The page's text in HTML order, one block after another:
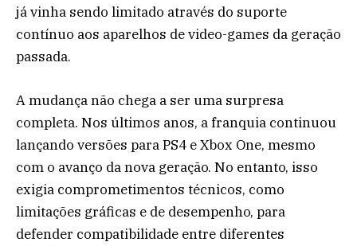
já vinha sendo limitado através do suporte
contínuo aos aparelhos de video-games da geração
passada.
A mudança não chega a ser uma surpresa
completa. Nos últimos anos, a franquia continuou
lançando versões para PS4 e Xbox One, mesmo
com o avanço da nova geração. No entanto, isso
exigia comprometimentos técnicos, como
limitações gráficas e de desempenho, para
defender compatibilidade entre diferentes